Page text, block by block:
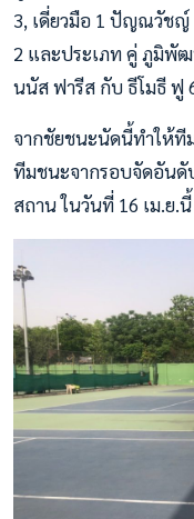
3, เดี่ยวมือ 1 ปัญณวัช
2 และประเภท คู่ ภูมิพั
นนัส ฟารีส กับ ธีโมธี ฟู
จากชัยชนะนัดนี้ทำให้ที
ทีมชนะจากรอบจัดอันดั
สถาน ในวันที่ 16 เม.ย.นี้